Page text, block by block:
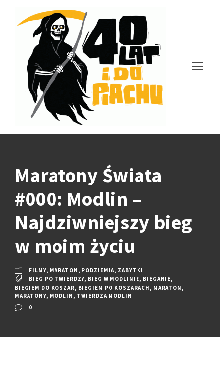
Maratony Świata
#000: Modlin –
Najdziwniejszy bieg
w moim życiu
FILMY, MARATON , PODZIEMIA, ZABYTKI
BIEG PO TWIERDZY, BIEG W MODLINIE, BIEGANIE,
BIEGIEM DO KOSZAR, BIEGIEM PO KOSZARACH , MARATON ,
MARATONY, MODLIN , TWIERDZA MODLIN
0